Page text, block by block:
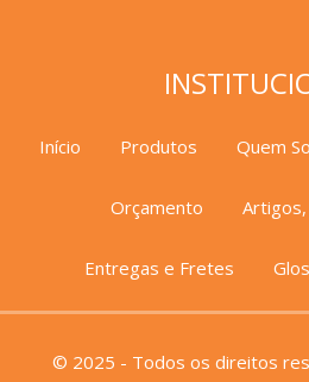
Início Produtos Quem
Orçamento
Entregas e Fretes
© 2025 - Todos os direitos